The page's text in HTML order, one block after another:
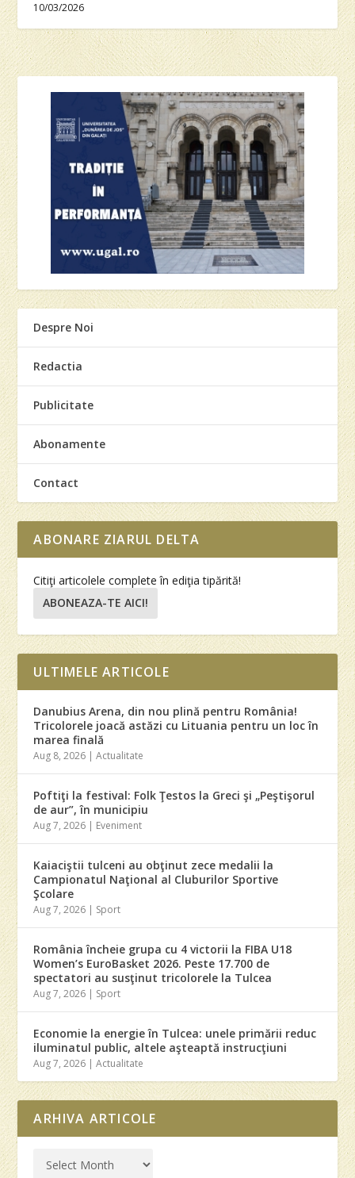
10/03/2026
Despre Noi
Redactia
Publicitate
Abonamente
Contact
ABONARE ZIARUL DELTA
Citiţi articolele complete în ediţia tipărită!
ABONEAZA-TE AICI!
ULTIMELE ARTICOLE
Danubius Arena, din nou plină pentru România!
Tricolorele joacă astăzi cu Lituania pentru un loc în
marea finală
Aug 8, 2026 |Actualitate
Poftiţi la festival: Folk Ţestos la Greci şi „Peştişorul
de aur”, în municipiu
Aug 7, 2026 | Eveniment
Kaiaciştii tulceni au obţinut zece medalii la
Campionatul Naţional al Cluburilor Sportive
Şcolare
Aug 7, 2026 | Sport
România încheie grupa cu 4 victorii la FIBA U18
Women’s EuroBasket 2026. Peste 17.700 de
spectatori au susţinut tricolorele la Tulcea
Aug 7, 2026 | Sport
Economie la energie în Tulcea: unele primării reduc
iluminatul public, altele aşteaptă instrucţiuni
Aug 7, 2026 |Actualitate
ARHIVA ARTICOLE